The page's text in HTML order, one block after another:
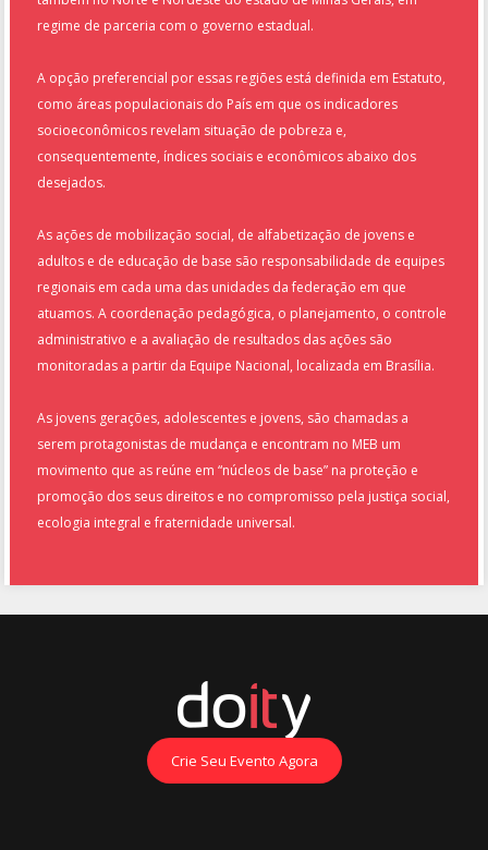
regime de parceria com o governo estadual.
A opção preferencial por essas regiões está definida em Estatuto,
como áreas populacionais do País em que os indicadores
socioeconômicos revelam situação de pobreza e,
consequentemente, índices sociais e econômicos abaixo dos
desejados.
As ações de mobilização social, de alfabetização de jovens e
adultos e de educação de base são responsabilidade de equipes
regionais em cada uma das unidades da federação em que
atuamos. A coordenação pedagógica, o planejamento, o controle
administrativo e a avaliação de resultados das ações são
monitoradas a partir da Equipe Nacional, localizada em Brasília.
As jovens gerações, adolescentes e jovens, são chamadas a
serem protagonistas de mudança e encontram no MEB um
movimento que as reúne em “núcleos de base” na proteção e
promoção dos seus direitos e no compromisso pela justiça social,
ecologia integral e fraternidade universal.
Crie Seu Evento Agora